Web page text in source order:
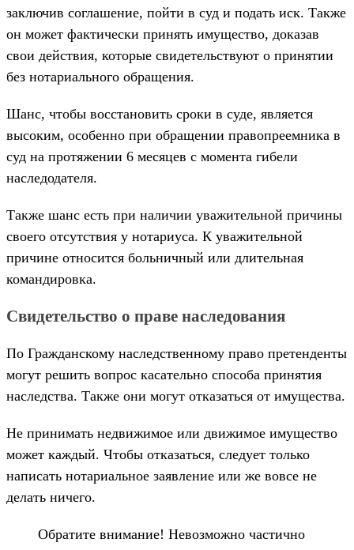
заключив соглашение, пойти в суд и подать иск. Также
он может фактически принять имущество, доказав
свои действия, которые свидетельствуют о принятии
без нотариального обращения.
Шанс, чтобы восстановить сроки в суде, является
высоким, особенно при обращении правопреемника в
суд на протяжении 6 месяцев с момента гибели
наследодателя.
Также шанс есть при наличии уважительной причины
своего отсутствия у нотариуса. К уважительной
причине относится больничный или длительная
командировка.
Свидетельство о праве наследования
По Гражданскому наследственному право претенденты
могут решить вопрос касательно способа принятия
наследства. Также они могут отказаться от имущества.
Не принимать недвижимое или движимое имущество
может каждый. Чтобы отказаться, следует только
написать нотариальное заявление или же вовсе не
делать ничего.
Обратите внимание! Невозможно частично